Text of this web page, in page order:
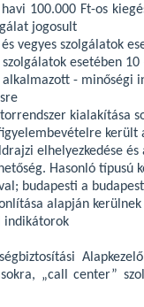
100.000 Ft-os
jogosult
vegyes szolgálatok
esetében 10
alkalmazott - minőségi
kialakítása
került
elhelyezkedése és
Hasonló típusú
budapesti a
alapján
indikátorok
„call center”